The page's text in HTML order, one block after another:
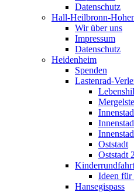
Datenschutz
Hall-Heilbronn-
Wir über uns
Impressum
Datenschutz
Heidenheim
Spenden
Lastenrad-
Oststadt
Oststadt 2
Kinderrundfahrt
Ideen für
Hansegispass